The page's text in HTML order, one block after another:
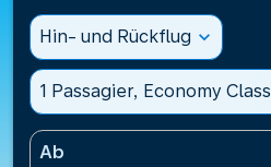
Hin- und Rückflug expand_more
1 Passagier, Economy Class
Ab